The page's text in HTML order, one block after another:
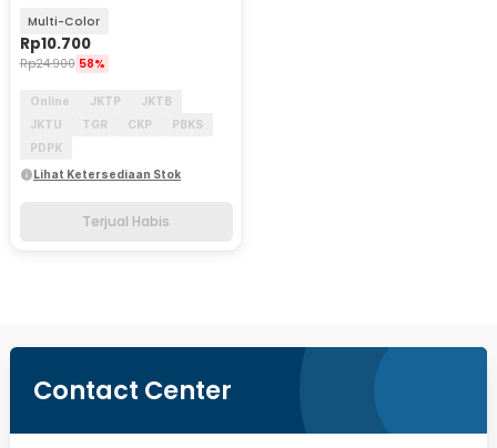
Multi-Color
Rp10.700
Rp24.900 58%
Online JKTP
JKTB
JKTU
TGR CKP
PBKS
PDPK
Lihat Ketersediaan Stok
Terjual Habis
Contact Center